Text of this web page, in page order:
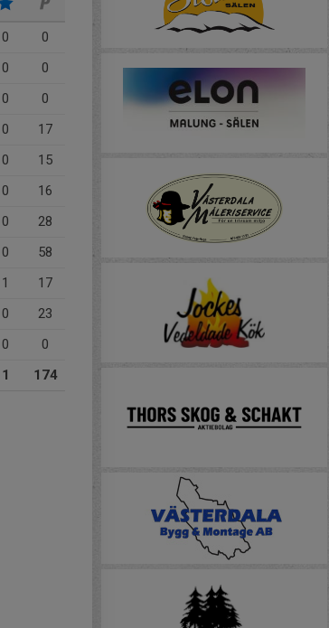
0
0
0
0
0
0
0
17
0
15
0
16
0
28
0
58
1
17
0
23
0
0
1 174